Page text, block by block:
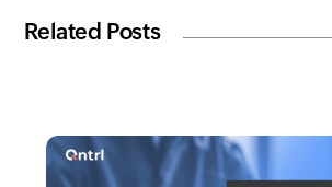
Related Posts